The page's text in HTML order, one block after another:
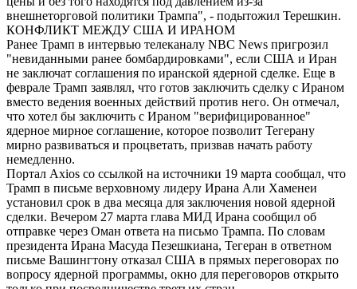
внешнеторговой политики Трампа", - подытожил Терешкин.
КОНФЛИКТ МЕЖДУ США И ИРАНОМ
Ранее Трамп в интервью телеканалу NBC News пригрозил
"невиданными ранее бомбардировками", если США и Иран
не заключат соглашения по иранской ядерной сделке. Еще в
феврале Трамп заявлял, что готов заключить сделку с Ираном
вместо ведения военных действий против него. Он отмечал,
что хотел бы заключить с Ираном "верифицированное"
ядерное мирное соглашение, которое позволит Тегерану
мирно развиваться и процветать, призвав начать работу
немедленно.
Портал Axios со ссылкой на источники 19 марта сообщал, что
Трамп в письме верховному лидеру Ирана Али Хаменеи
установил срок в два месяца для заключения новой ядерной
сделки. Вечером 27 марта глава МИД Ирана сообщил об
отправке через Оман ответа на письмо Трампа. По словам
президента Ирана Масуда Пезешкиана, Тегеран в ответном
письме Вашингтону отказал США в прямых переговорах по
вопросу ядерной программы, окно для переговоров открыто